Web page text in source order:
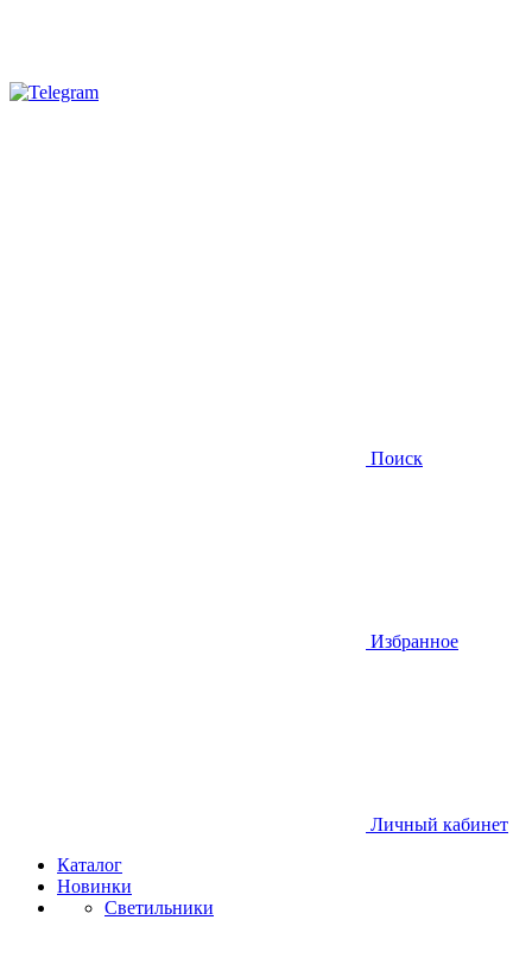
Поиск
Избранное
Личный кабинет
Каталог
Новинки
Светильники